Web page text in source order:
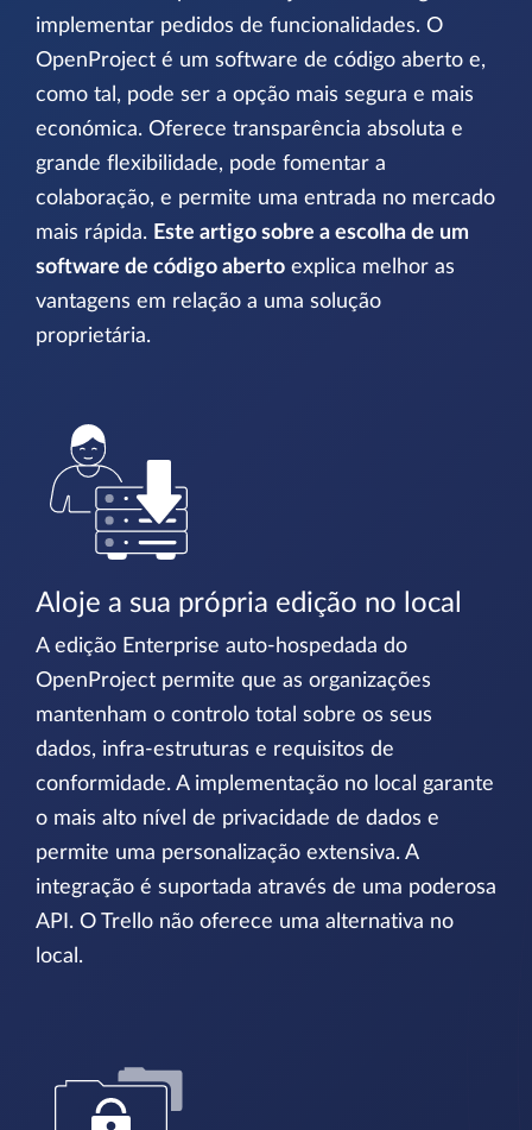
implementar pedidos de funcionalidades. O
OpenProject é um software de código aberto e,
como tal, pode ser a opção mais segura e mais
económica. Oferece transparência absoluta e
grande flexibilidade, pode fomentar a
colaboração, e permite uma entrada no mercado
mais rápida. Este artigo sobre a escolha de um
software de código aberto explica melhor as
vantagens em relação a uma solução
proprietária.
Aloje a sua própria edição no local
A edição Enterprise auto-hospedada do
OpenProject permite que as organizações
mantenham o controlo total sobre os seus
dados, infra-estruturas e requisitos de
conformidade. A implementação no local garante
o mais alto nível de privacidade de dados e
permite uma personalização extensiva. A
integração é suportada através de uma poderosa
API. O Trello não oferece uma alternativa no
local.